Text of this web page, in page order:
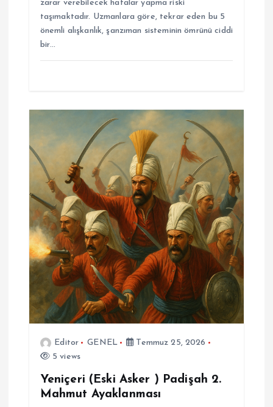
zarar verebilecek hatalar yapma riski
taşımaktadır. Uzmanlara göre, tekrar eden bu 5
önemli alışkanlık, şanzıman sisteminin ömrünü ciddi
bir…
Editor GENEL
Temmuz 25, 2026
5 views
Yeniçeri (Eski Asker ) Padişah 2.
Mahmut Ayaklanması